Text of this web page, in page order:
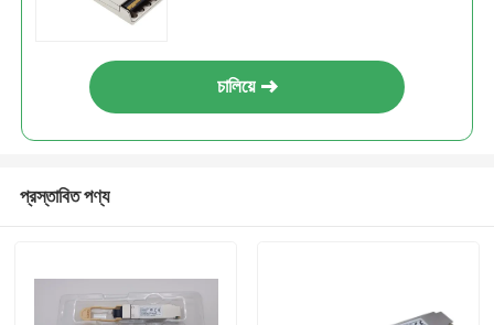
চালিয়ে
প্রস্তাবিত পণ্য